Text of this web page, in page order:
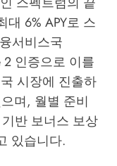
대 6% APY로 스
서비스국
2 인증으로 이를
시장에 진출하
며, 월별 준비
반 보너스 보상
있습니다.